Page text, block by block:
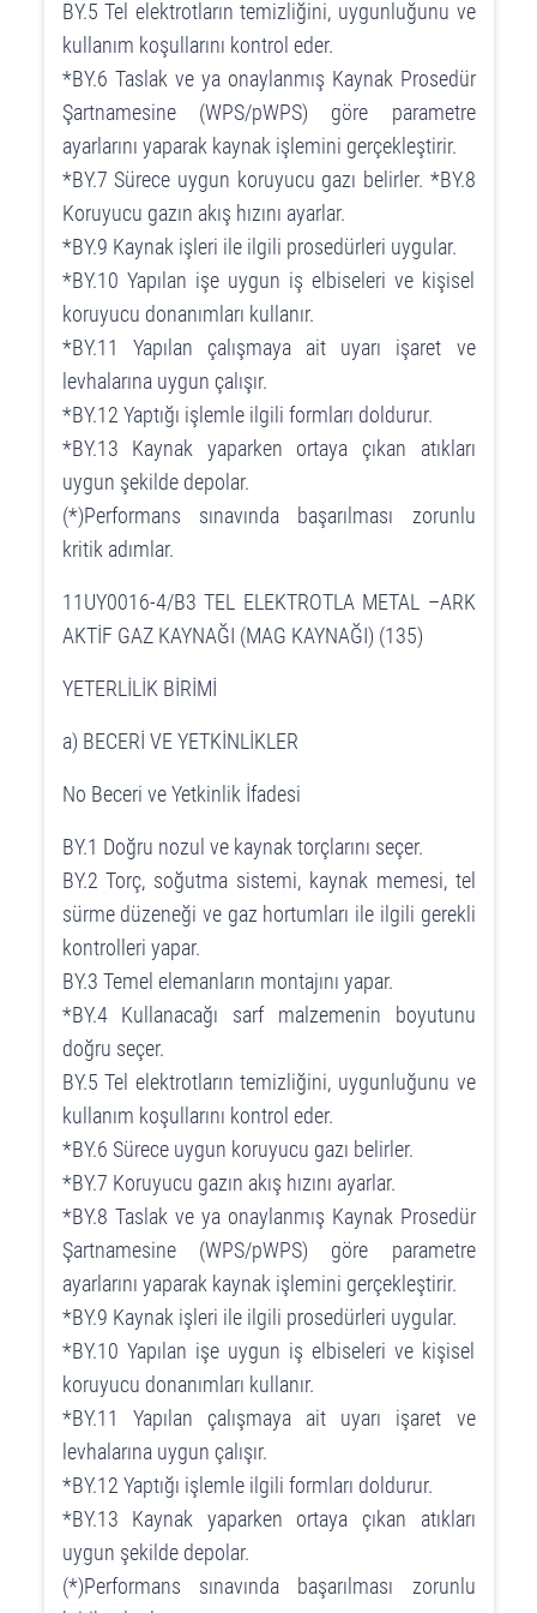
BY.5 Tel elektrotların temizliğini, uygunluğunu ve
kullanım koşullarını kontrol eder.
*BY.6 Taslak ve ya onaylanmış Kaynak Prosedür
Şartnamesine (WPS/pWPS) göre parametre
ayarlarını yaparak kaynak işlemini gerçekleştirir.
*BY.7 Sürece uygun koruyucu gazı belirler. *BY.8
Koruyucu gazın akış hızını ayarlar.
*BY.9 Kaynak işleri ile ilgili prosedürleri uygular.
*BY.10 Yapılan işe uygun iş elbiseleri ve kişisel
koruyucu donanımları kullanır.
*BY.11 Yapılan çalışmaya ait uyarı işaret ve
levhalarına uygun çalışır.
*BY.12 Yaptığı işlemle ilgili formları doldurur.
*BY.13 Kaynak yaparken ortaya çıkan atıkları
uygun şekilde depolar.
(*)Performans sınavında başarılması zorunlu
kritik adımlar.
11UY0016-4/B3 TEL ELEKTROTLA METAL –ARK
AKTİF GAZ KAYNAĞI (MAG KAYNAĞI) (135)
YETERLİLİK BİRİMİ
a) BECERİ VE YETKİNLİKLER
No Beceri ve Yetkinlik İfadesi
BY.1 Doğru nozul ve kaynak torçlarını seçer.
BY.2 Torç, soğutma sistemi, kaynak memesi, tel
sürme düzeneği ve gaz hortumları ile ilgili gerekli
kontrolleri yapar.
BY.3 Temel elemanların montajını yapar.
*BY.4 Kullanacağı sarf malzemenin boyutunu
doğru seçer.
BY.5 Tel elektrotların temizliğini, uygunluğunu ve
kullanım koşullarını kontrol eder.
*BY.6 Sürece uygun koruyucu gazı belirler.
*BY.7 Koruyucu gazın akış hızını ayarlar.
*BY.8 Taslak ve ya onaylanmış Kaynak Prosedür
Şartnamesine (WPS/pWPS) göre parametre
ayarlarını yaparak kaynak işlemini gerçekleştirir.
*BY.9 Kaynak işleri ile ilgili prosedürleri uygular.
*BY.10 Yapılan işe uygun iş elbiseleri ve kişisel
koruyucu donanımları kullanır.
*BY.11 Yapılan çalışmaya ait uyarı işaret ve
levhalarına uygun çalışır.
*BY.12 Yaptığı işlemle ilgili formları doldurur.
*BY.13 Kaynak yaparken ortaya çıkan atıkları
uygun şekilde depolar.
(*)Performans sınavında başarılması zorunlu